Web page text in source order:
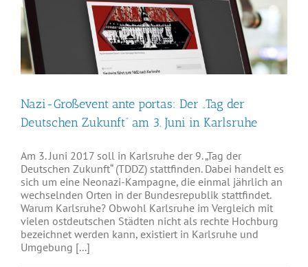
Nazi-Großevent ante portas: Der „Tag der
Deutschen Zukunft“ am 3. Juni in Karlsruhe
Am 3. Juni 2017 soll in Karlsruhe der 9. „Tag der
Deutschen Zukunft“ (TDDZ) stattfinden. Dabei handelt es
sich um eine Neonazi-Kampagne, die einmal jährlich an
wechselnden Orten in der Bundesrepublik stattfindet.
Warum Karlsruhe? Obwohl Karlsruhe im Vergleich mit
vielen ostdeutschen Städten nicht als rechte Hochburg
bezeichnet werden kann, existiert in Karlsruhe und
Umgebung [...]